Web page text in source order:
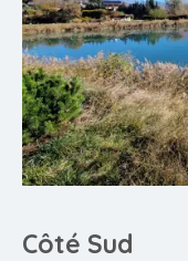
Côté Sud